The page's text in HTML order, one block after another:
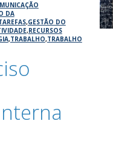
DA
,GESTÃO DO
,RECURSOS
,TRABALHO,TRABALHO